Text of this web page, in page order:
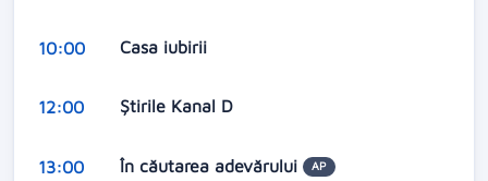
10:00 Casa iubirii
12:00 Știrile Kanal D
13:00 În căutarea adevărului AP